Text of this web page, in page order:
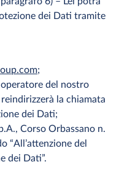
dei Dati tramite
;
del nostro
la chiamata
dei Dati;
Corso Orbassano n.
“All’attenzione del
dei Dati”.